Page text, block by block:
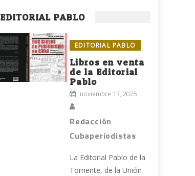
EDITORIAL PABLO
EDITORIAL PABLO
Libros en venta
de la Editorial
Pablo
noviembre 13, 2025
Redacción
Cubaperiodistas
La Editorial Pablo de la
Torriente, de la Unión